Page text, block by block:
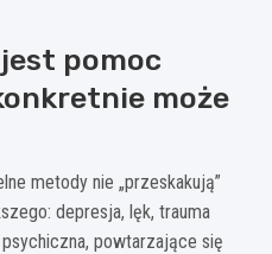
pomoc
może
metody nie „przeskakują”
depresja, lęk, trauma
powtarzające się